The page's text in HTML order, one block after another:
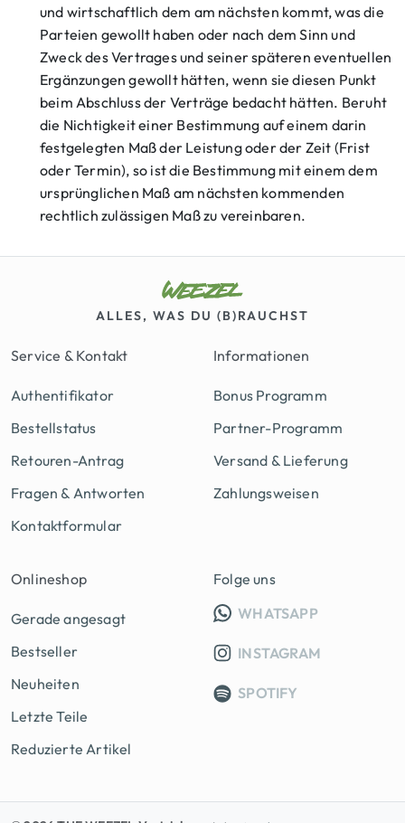
und wirtschaftlich dem am nächsten kommt, was die
Parteien gewollt haben oder nach dem Sinn und
Zweck des Vertrages und seiner späteren eventuellen
Ergänzungen gewollt hätten, wenn sie diesen Punkt
beim Abschluss der Verträge bedacht hätten. Beruht
die Nichtigkeit einer Bestimmung auf einem darin
festgelegten Maß der Leistung oder der Zeit (Frist
oder Termin), so ist die Bestimmung mit einem dem
ursprünglichen Maß am nächsten kommenden
rechtlich zulässigen Maß zu vereinbaren.
ALLES, WAS DU (B)RAUCHST
Service & Kontakt
Authentifikator
Bestellstatus
Retouren-Antrag
Fragen & Antworten
Kontaktformular
Informationen
Bonus Programm
Partner-Programm
Versand & Lieferung
Zahlungsweisen
Onlineshop
Gerade angesagt
Bestseller
Neuheiten
Letzte Teile
Reduzierte Artikel
Folge uns
WHATSAPPINFO
INSTAGRAM
SPOTIFY